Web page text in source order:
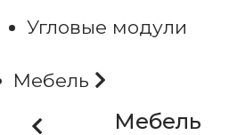
Угловые модули
Мебель
Мебель